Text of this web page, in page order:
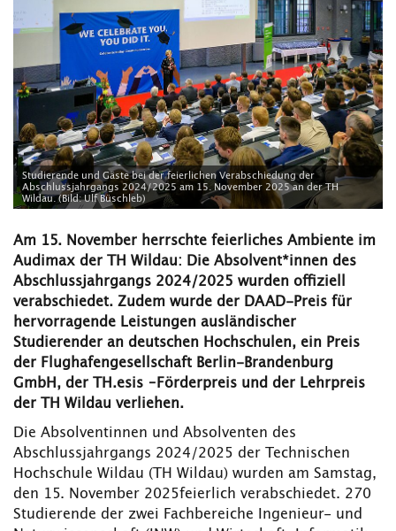
Studierende und Gäste bei der feierlichen Verabschiedung der
Abschlussjahrgangs 2024/2025 am 15. November 2025 an der TH
Wildau. (Bild: Ulf Büschleb)
Am 15. November herrschte feierliches Ambiente im
Audimax der TH Wildau: Die Absolvent*innen des
Abschlussjahrgangs 2024/2025 wurden offiziell
verabschiedet. Zudem wurde der DAAD-Preis für
hervorragende Leistungen ausländischer
Studierender an deutschen Hochschulen, ein Preis
der Flughafengesellschaft Berlin-Brandenburg
GmbH, der TH.esis –Förderpreis und der Lehrpreis
der TH Wildau verliehen.
Die Absolventinnen und Absolventen des
Abschlussjahrgangs 2024/2025 der Technischen
Hochschule Wildau (TH Wildau) wurden am Samstag,
den 15. November 2025feierlich verabschiedet. 270
Studierende der zwei Fachbereiche Ingenieur- und